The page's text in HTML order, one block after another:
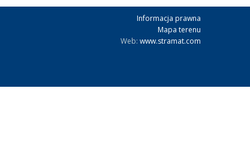
Informacja prawna
Mapa terenu
Web: www.stramat.com